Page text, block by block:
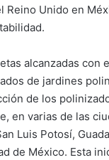
Reino Unido en
alcanzadas con
de jardines
de los
en varias de las
Luis Potosí,
de México. Esta